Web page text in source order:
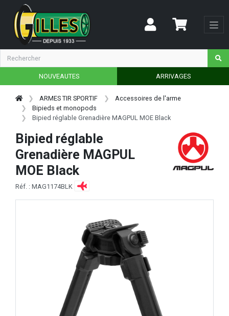
NOUVEAUTES ARRIVAGES
ARMES TIR SPORTIF
Accessoires de l'arme
Bipieds et monopods
Bipied réglable Grenadière MAGPUL MOE Black
Bipied réglable
Grenadière MAGPUL
MOE Black
Réf. : MAG1174BLK